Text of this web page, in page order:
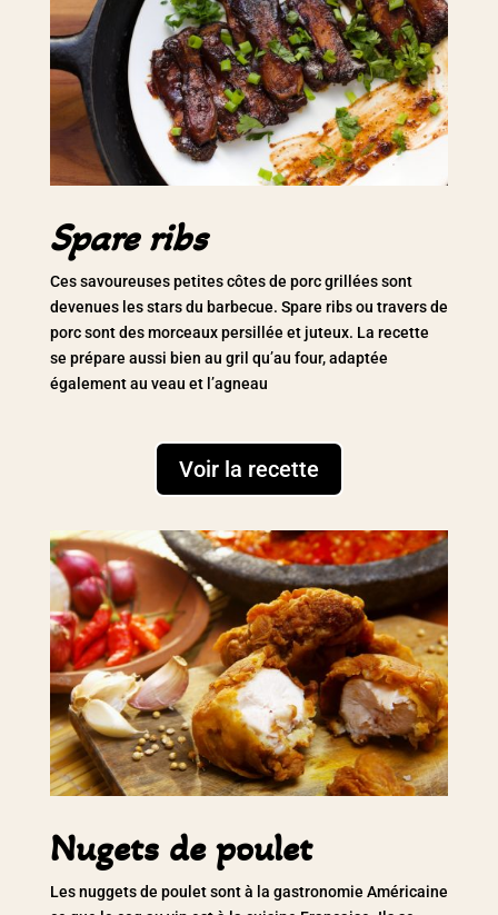
Spare ribs
Ces savoureuses petites côtes de porc grillées sont
devenues les stars du barbecue. Spare ribs ou travers de
porc sont des morceaux persillée et juteux. La recette
se prépare aussi bien au gril qu’au four, adaptée
également au veau et l’agneau
Voir la recette
Nugets de poulet
Les nuggets de poulet sont à la gastronomie Américaine